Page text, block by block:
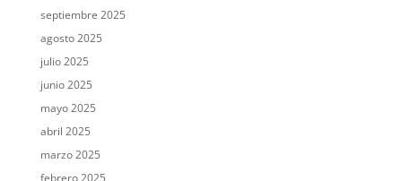
septiembre 2025
agosto 2025
julio 2025
junio 2025
mayo 2025
abril 2025
marzo 2025
febrero 2025